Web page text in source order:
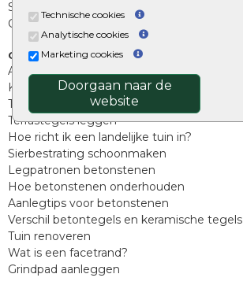
Technische cookies
Analytische cookies
Marketing cookies
Doorgaan naar de
website
Split, grind en zand
Oprit tegels
Overig
Aanbiedingen
Kunstgras
Tuintegels outlet
Terrastegels leggen
Hoe richt ik een landelijke tuin in?
Sierbestrating schoonmaken
Legpatronen betonstenen
Hoe betonstenen onderhouden
Aanlegtips voor betonstenen
Verschil betontegels en keramische tegels
Tuin renoveren
Wat is een facetrand?
Grindpad aanleggen